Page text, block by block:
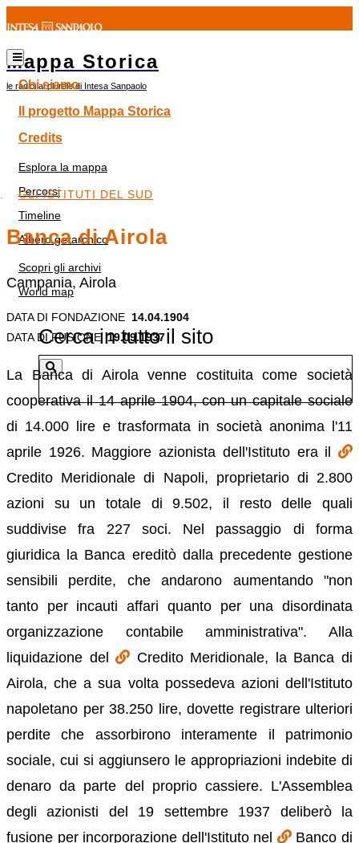
Mappa Storica
le radici al plurale di Intesa Sanpaolo
Chi siamo
Il progetto Mappa Storica
Credits
Esplora la mappa
Percorsi
Timeline
Albero gerarchico
Scopri gli archivi
World map
Cerca in tutto il sito
GLI ISTITUTI DEL SUD
Banca di Airola
Campania, Airola
DATA DI FONDAZIONE 14.04.1904
DATA DI FUSIONE 19.09.1937
La Banca di Airola venne costituita come società
cooperativa il 14 aprile 1904, con un capitale sociale
di 14.000 lire e trasformata in società anonima l'11
aprile 1926. Maggiore azionista dell'Istituto era il
Credito Meridionale di Napoli, proprietario di 2.800
azioni su un totale di 9.502, il resto delle quali
suddivise fra 227 soci. Nel passaggio di forma
giuridica la Banca ereditò dalla precedente gestione
sensibili perdite, che andarono aumentando "non
tanto per incauti affari quanto per una disordinata
organizzazione contabile amministrativa". Alla
liquidazione del
Credito Meridionale, la Banca di
Airola, che a sua volta possedeva azioni dell'Istituto
napoletano per 38.250 lire, dovette registrare ulteriori
perdite che assorbirono interamente il patrimonio
sociale, cui si aggiunsero le appropriazioni indebite di
denaro da parte del proprio cassiere. L'Assemblea
degli azionisti del 19 settembre 1937 deliberò la
fusione per incorporazione dell'Istituto nel
Banco di